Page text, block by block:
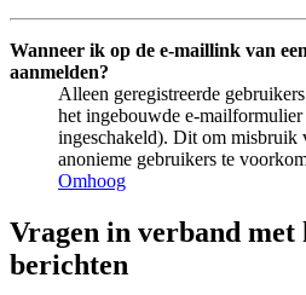
Wanneer ik op de e-maillink van
aanmelden?
Alleen geregistreerde
het ingebouwde e-
ingeschakeld). Dit om misbruik
anonieme gebruikers te
Omhoog
Vragen in verband met
berichten